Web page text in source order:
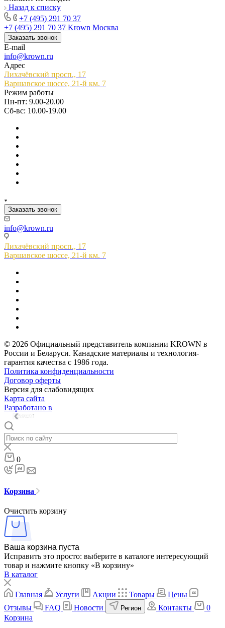
Назад к списку
+7 (495) 291 70 37
+7 (495) 291 70 37 Krown Москва
Заказать звонок
E-mail
info@krown.ru
Адрес
Лихачёвский просп., 17
Варшавское шоссе, 21-й км. 7
Режим работы
Пн-пт: 9.00-20.00
Сб-вс: 10.00-19.00
Заказать звонок
info@krown.ru
Лихачёвский просп., 17
Варшавское шоссе, 21-й км. 7
© 2026 Официальный представитель компании KROWN в
России и Беларуси. Канадские материалы и технология-
гарантия качества с 1986 года.
Политика конфиденциальности
Договор оферты
Версия для слабовидящих
Карта сайта
Разработано в
0
Корзина
Очистить корзину
Ваша корзина пуста
Исправить это просто: выберите в каталоге интересующий
товар и нажмите кнопку «В корзину»
В каталог
Главная Услуги Акции Товары
Цены
Отзывы
FAQ Новости Регион Контакты
0
Корзина